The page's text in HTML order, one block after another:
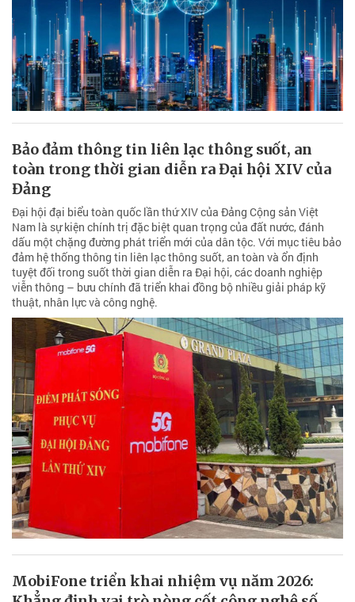
Bảo đảm thông tin liên lạc thông suốt, an
toàn trong thời gian diễn ra Đại hội XIV của
Đảng
Đại hội đại biểu toàn quốc lần thứ XIV của Đảng Cộng sản Việt
Nam là sự kiện chính trị đặc biệt quan trọng của đất nước, đánh
dấu một chặng đường phát triển mới của dân tộc. Với mục tiêu bảo
đảm hệ thống thông tin liên lạc thông suốt, an toàn và ổn định
tuyệt đối trong suốt thời gian diễn ra Đại hội, các doanh nghiệp
viễn thông – bưu chính đã triển khai đồng bộ nhiều giải pháp kỹ
thuật, nhân lực và công nghệ.
MobiFone triển khai nhiệm vụ năm 2026: